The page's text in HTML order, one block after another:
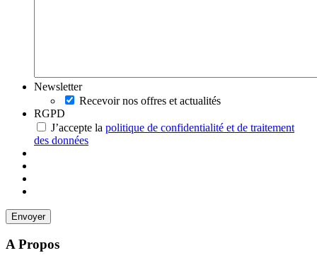
Newsletter
Recevoir nos offres et actualités
RGPD
J’accepte la politique de confidentialité et de traitement
des données
A Propos